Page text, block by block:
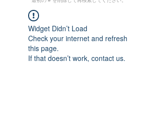
Widget Didn’t Load
Check your internet and refresh
this page.
If that doesn’t work, contact us.